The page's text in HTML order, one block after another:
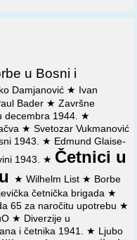
u Bosni i
Damjanović ★ Ivan
Bader ★Završne
decembra 1944. ★
★Svetozar Vukmanović
1943. ★ Edmund Glaise-
1943. ★ Četnici u
★Wilhelm List ★ Borbe
četnička brigada ★
65 za naročitu upotrebu ★
★ Diverzije u
i četnika 1941. ★ Ljubo